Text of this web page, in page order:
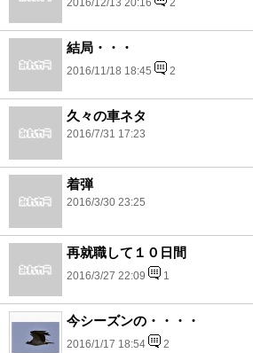
2016/12/13 20:16 2
結局・・・
2016/11/18 18:45 2
久々の車ネタ
2016/7/31 17:23
着弾
2016/3/30 23:25
再就職して１０日間
2016/3/27 22:09 1
今シーズンの・・・・
2016/1/17 18:54 2